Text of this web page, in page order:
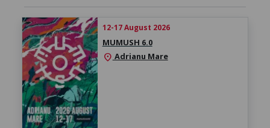
12-17 August 2026
MUMUSH 6.0
location_onAdrianu Mare